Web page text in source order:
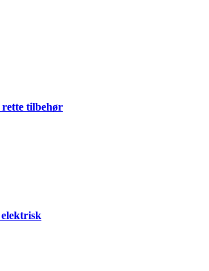
tilbehør